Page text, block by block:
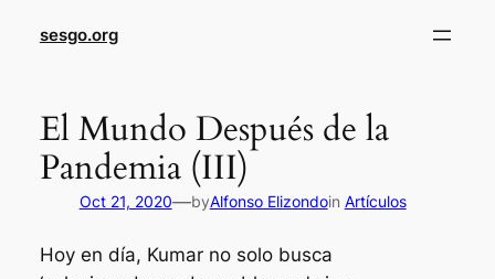
sesgo.org
El Mundo Después de la
Pandemia (III)
Oct 21, 2020—byAlfonso Elizondoin Artículos
Hoy en día, Kumar no solo busca